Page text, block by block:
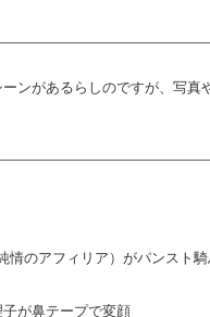
ンがあるらしのですが、写真
情のアフィリア）がパンスト
が鼻テープで変顔